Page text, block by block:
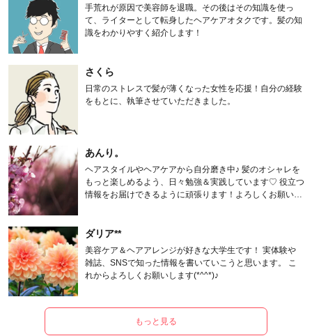
手荒れが原因で美容師を退職。その後はその知識を使っ
て、ライターとして転身したヘアケアオタクです。髪の知
識をわかりやすく紹介します！
さくら
日常のストレスで髪が薄くなった女性を応援！自分の経験
をもとに、執筆させていただきました。
あんり。
ヘアスタイルやヘアケアから自分磨き中♪ 髪のオシャレを
もっと楽しめるよう、日々勉強＆実践しています♡ 役立つ
情報をお届けできるように頑張ります！よろしくお願いし
ダリア**
美容ケア＆ヘアアレンジが好きな大学生です！ 実体験や
雑誌、SNSで知った情報を書いていこうと思います。 こ
れからよろしくお願いします(*^^*)♪
もっと見る